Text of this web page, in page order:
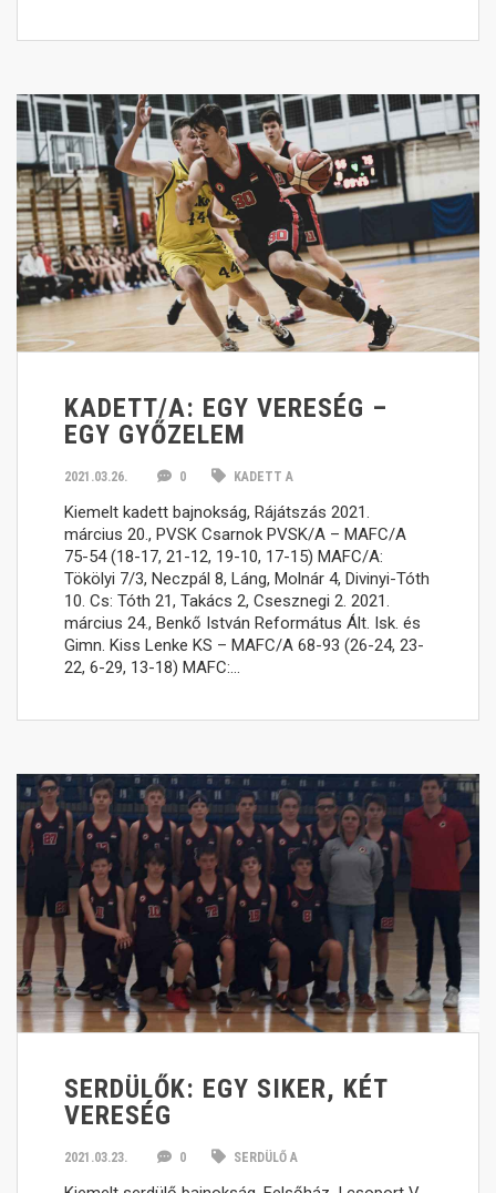
KADETT/A: EGY VERESÉG –
EGY GYŐZELEM
2021.03.26. 0 KADETT A
Kiemelt kadett bajnokság, Rájátszás 2021.
március 20., PVSK Csarnok PVSK/A – MAFC/A
75-54 (18-17, 21-12, 19-10, 17-15) MAFC/A:
Tökölyi 7/3, Neczpál 8, Láng, Molnár 4, Divinyi-Tóth
10. Cs: Tóth 21, Takács 2, Csesznegi 2. 2021.
március 24., Benkő István Református Ált. Isk. és
Gimn. Kiss Lenke KS – MAFC/A 68-93 (26-24, 23-
22, 6-29, 13-18) MAFC:…
SERDÜLŐK: EGY SIKER, KÉT
VERESÉG
2021.03.23. 0 SERDÜLŐ A